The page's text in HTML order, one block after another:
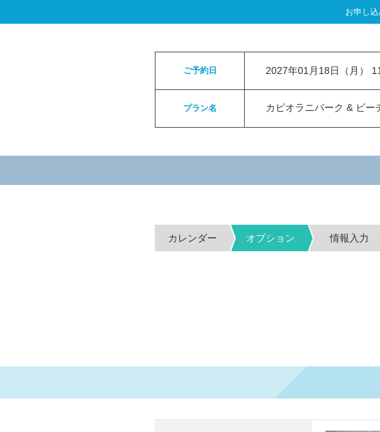
お申し込み オプシ
お申し
ご予約日 2027年01月18日（月）
プラン名 カピオラニパーク & ビー
カレンダー オプション 情報入力